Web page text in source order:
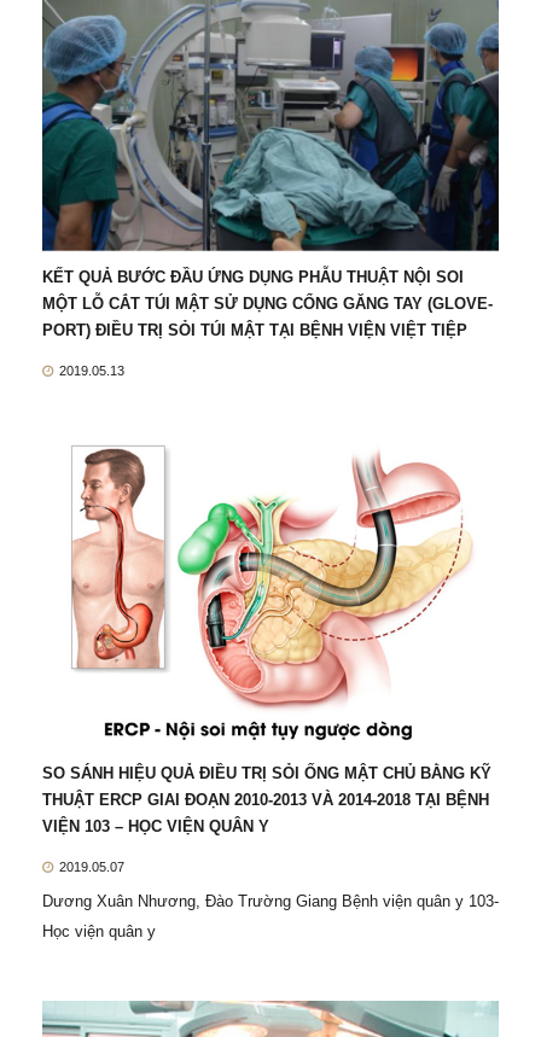
KẾT QUẢ BƯỚC ĐẦU ỨNG DỤNG PHẪU THUẬT NỘI SOI
MỘT LỖ CẮT TÚI MẬT SỬ DỤNG CỔNG GĂNG TAY (GLOVE-
PORT) ĐIỀU TRỊ SỎI TÚI MẬT TẠI BỆNH VIỆN VIỆT TIỆP
2019.05.13
SO SÁNH HIỆU QUẢ ĐIỀU TRỊ SỎI ỐNG MẬT CHỦ BẰNG KỸ
THUẬT ERCP GIAI ĐOẠN 2010-2013 VÀ 2014-2018 TẠI BỆNH
VIỆN 103 – HỌC VIỆN QUÂN Y
2019.05.07
Dương Xuân Nhương, Đào Trường Giang Bệnh viện quân y 103-
Học viện quân y